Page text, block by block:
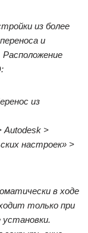
из более
и
из
Autodesk >
настроек» >
в ходе
только при
установки.